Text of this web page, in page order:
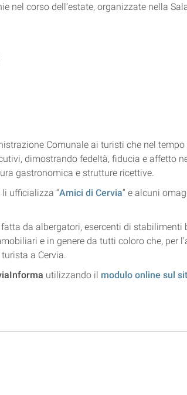
nel corso dell’estate, organizzate nella
Comunale ai turisti che nel
dimostrando fedeltà, fiducia e affetto
gastronomica e strutture ricettive.
ufficializza “Amici di Cervia” e alcuni
da albergatori, esercenti di stabilimenti
e in genere da tutti coloro che, per
a Cervia.
utilizzando il modulo online sul